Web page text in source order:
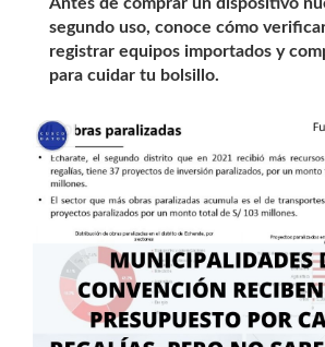
Antes de comprar un dispositivo
segundo uso, conoce cómo
registrar equipos importados y
para cuidar tu bolsillo.